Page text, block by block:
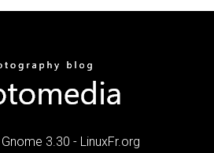
Gnome 3.30 - LinuxFr.org